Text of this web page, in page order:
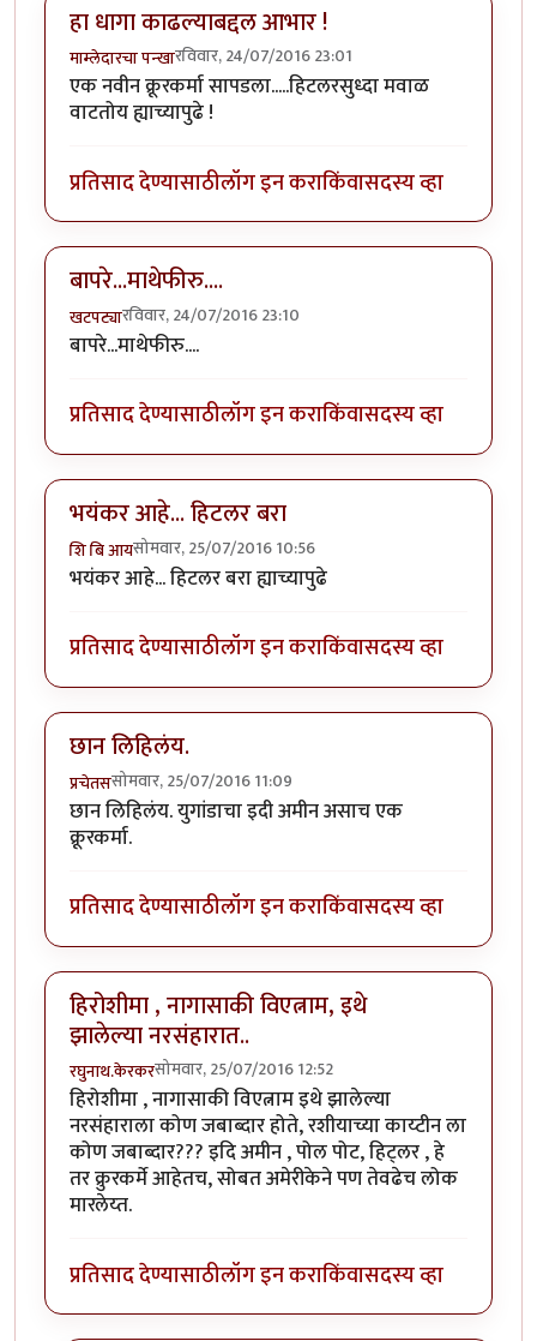
हा धागा काढल्याबद्दल आभार !
माम्लेदारचा पन्खारविवार, 24/07/2016 23:01
एक नवीन क्रूरकर्मा सापडला.....हिटलरसुध्दा मवाळ
वाटतोय ह्याच्यापुढे !
प्रतिसाद देण्यासाठीलॉग इन कराकिंवासदस्य व्हा
बापरे...माथेफीरु....
खटपट्यारविवार, 24/07/2016 23:10
बापरे...माथेफीरु....
प्रतिसाद देण्यासाठीलॉग इन कराकिंवासदस्य व्हा
भयंकर आहे... हिटलर बरा
शि बि आयसोमवार, 25/07/2016 10:56
भयंकर आहे... हिटलर बरा ह्याच्यापुढे
प्रतिसाद देण्यासाठीलॉग इन कराकिंवासदस्य व्हा
छान लिहिलंय.
प्रचेतससोमवार, 25/07/2016 11:09
छान लिहिलंय. युगांडाचा इदी अमीन असाच एक
क्रूरकर्मा.
प्रतिसाद देण्यासाठीलॉग इन कराकिंवासदस्य व्हा
हिरोशीमा , नागासाकी विएत्नाम, इथे
झालेल्या नरसंहारात..
रघुनाथ.केरकरसोमवार, 25/07/2016 12:52
हिरोशीमा , नागासाकी विएत्नाम इथे झालेल्या
नरसंहाराला कोण जबाब्दार होते, रशीयाच्या काय्टीन ला
कोण जबाब्दार??? इदि अमीन , पोल पोट, हिट्लर , हे
तर क्रुरकर्मे आहेतच, सोबत अमेरीकेने पण तेवढेच लोक
मारलेय्त.
प्रतिसाद देण्यासाठीलॉग इन कराकिंवासदस्य व्हा